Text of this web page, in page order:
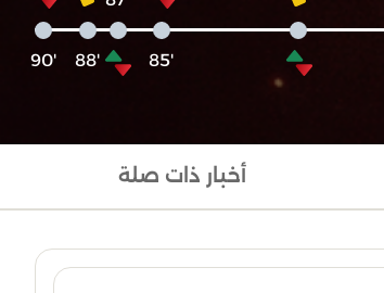
'85
'88
'90
أخبار ذات صلة